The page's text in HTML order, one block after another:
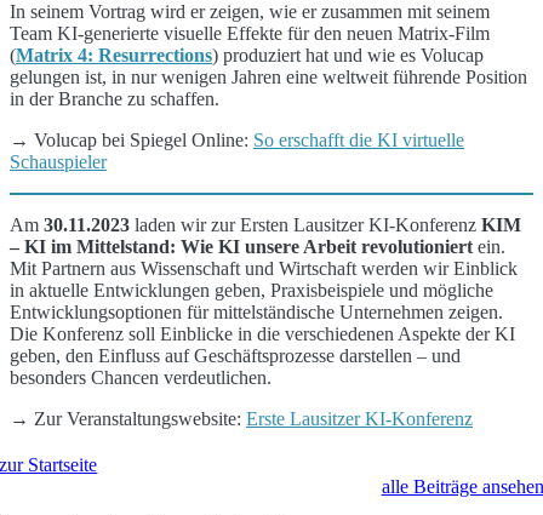
In seinem Vortrag wird er zeigen, wie er zusammen mit seinem
Team KI-generierte visuelle Effekte für den neuen Matrix-Film
(Matrix 4: Resurrections) produziert hat und wie es Volucap
gelungen ist, in nur wenigen Jahren eine weltweit führende Position
in der Branche zu schaffen.
→ Volucap bei Spiegel Online: So erschafft die KI virtuelle
Schauspieler
Am 30.11.2023 laden wir zur Ersten Lausitzer KI-Konferenz KIM
– KI im Mittelstand: Wie KI unsere Arbeit revolutioniert ein.
Mit Partnern aus Wissenschaft und Wirtschaft werden wir Einblick
in aktuelle Entwicklungen geben, Praxisbeispiele und mögliche
Entwicklungsoptionen für mittelständische Unternehmen zeigen.
Die Konferenz soll Einblicke in die verschiedenen Aspekte der KI
geben, den Einfluss auf Geschäftsprozesse darstellen – und
besonders Chancen verdeutlichen.
→ Zur Veranstaltungswebsite: Erste Lausitzer KI-Konferenz
zur Startseite
alle Beiträge ansehen